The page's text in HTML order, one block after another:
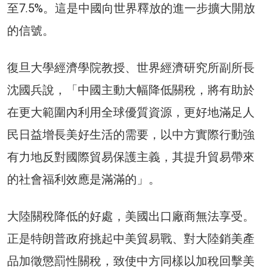
至7.5%。這是中國向世界釋放的進一步擴大開放
的信號。
復旦大學經濟學院教授、世界經濟研究所副所長
沈國兵說，「中國主動大幅降低關稅，將有助於
在更大範圍內利用全球優質資源，更好地滿足人
民日益增長美好生活的需要，以中方實際行動強
有力地反對國際貿易保護主義，其提升貿易帶來
的社會福利效應是滿滿的」。
大陸關稅降低的好處，美國出口廠商無法享受。
正是特朗普政府挑起中美貿易戰、對大陸銷美產
品加徵懲罰性關稅，致使中方同樣以加稅回擊美